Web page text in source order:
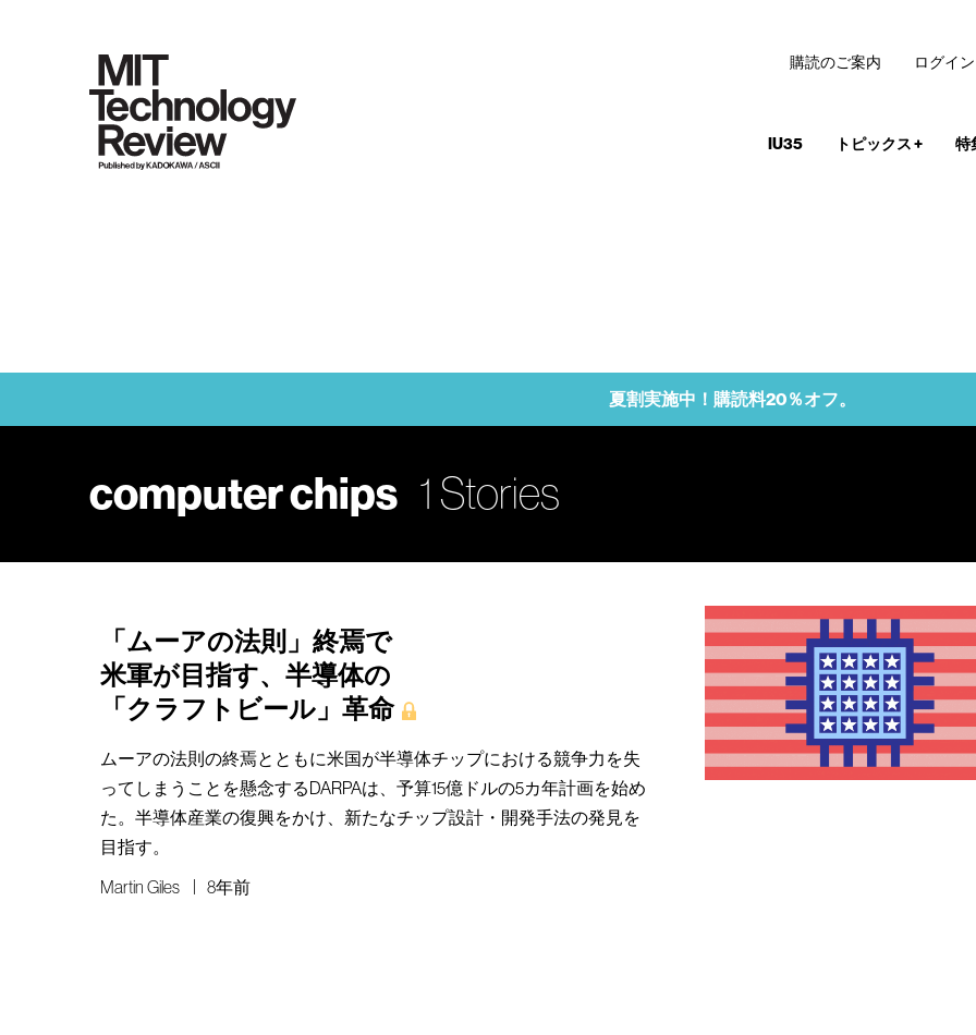
IU35 トピックス+ 特
購読のご案内 ログイン
夏割実施中！購読料20％オフ。
computer chips 1 Stories
「ムーアの法則」終焉で
米軍が目指す、半導体の
「クラフトビール」革命
ムーアの法則の終焉とともに米国が半導体チップにおける競争力を失
ってしまうことを懸念するDARPAは、予算15億ドルの5カ年計画を始め
た。半導体産業の復興をかけ、新たなチップ設計・開発手法の発見を
目指す。
Martin Giles 8年前